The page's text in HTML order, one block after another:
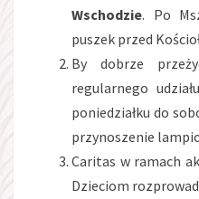
Wschodzie. Po
puszek przed
By dobrze
regularnego
poniedziałku do
przynoszenie
Caritas w ramach
Dzieciom